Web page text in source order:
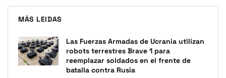
MÁS LEIDAS
Las Fuerzas Armadas de Ucrania utilizan
robots terrestres Brave 1 para
reemplazar soldados en el frente de
batalla contra Rusia